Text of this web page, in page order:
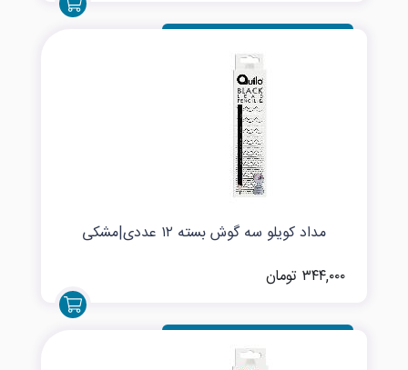
مداد کویلو سه گوش بسته ۱۲ عددی|مشکی
۳۴۴,۰۰۰ تومان